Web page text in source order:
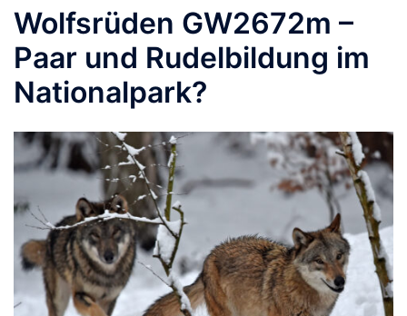
Wolfsrüden GW2672m –
Paar und Rudelbildung im
Nationalpark?